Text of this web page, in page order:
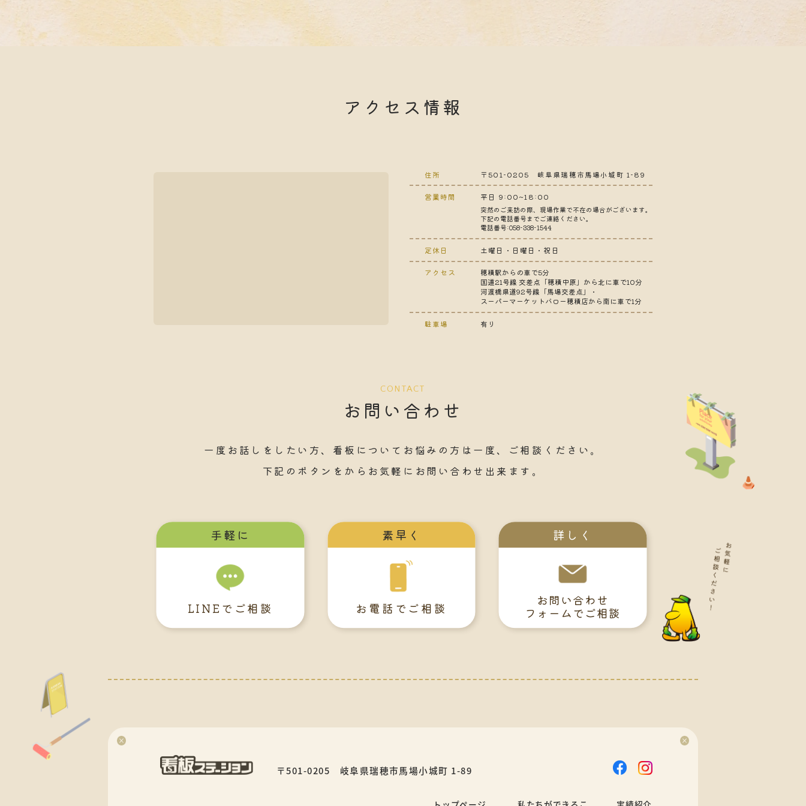
アクセス情報
住所 〒501-0205 岐阜県瑞穂市馬場小城町 1-89
営業時間 平日 9:00~18:00
突然のご来訪の際、現場作業で不在の場合がございます。
下記の電話番号までご連絡ください。
電話番号:058-338-1544
定休日 土曜日・日曜日・祝日
アクセス
穂積駅からの車で5分
国道21号線 交差点「穂積中原」から北に車で10分
河渡橋県道92号線「馬場交差点」・
スーパーマーケットバロー穂積店から南に車で1分
駐車場 有り
CONTACT
お問い合わせ
一度お話しをしたい方、看板についてお悩みの方は 一度、ご相談ください。
下記のボタンをからお気軽にお問い合わせ出来ます。
手軽に
LINEでご相談
素早く
お電話でご相談
詳しく
お問い合わせ
フォームでご相談
〒501-0205 岐阜県瑞穂市馬場小城町 1-89